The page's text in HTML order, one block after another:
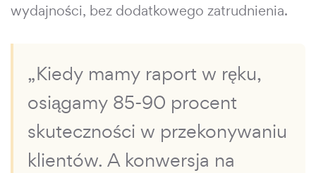
wydajności, bez dodatkowego zatrudnienia.
„Kiedy mamy raport w ręku,
osiągamy 85-90 procent
skuteczności w przekonywaniu
klientów. A konwersja na